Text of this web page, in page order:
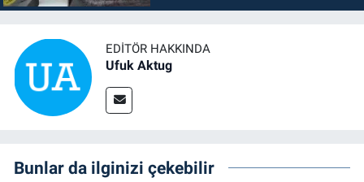
EDITÖR HAKKINDA
Ufuk Aktug
Bunlar da ilginizi çekebilir